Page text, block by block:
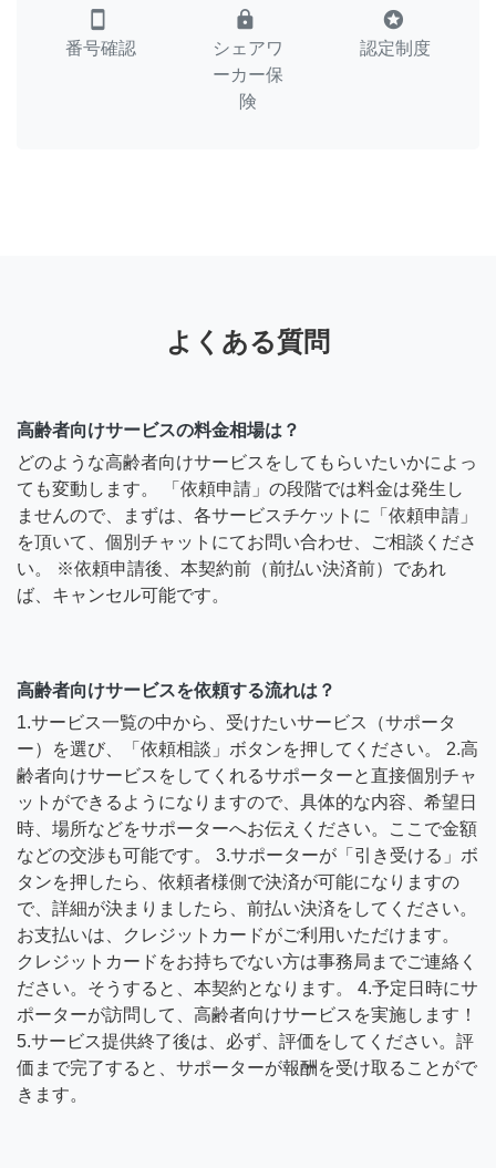
smartphone
番号確認
lock
シェアワ
ーカー保
険
stars
認定制度
よくある質問
高齢者向けサービスの料金相場は？
どのような高齢者向けサービスをしてもらいたいかによっ
ても変動します。 「依頼申請」の段階では料金は発生し
ませんので、まずは、各サービスチケットに「依頼申請」
を頂いて、個別チャットにてお問い合わせ、ご相談くださ
い。 ※依頼申請後、本契約前（前払い決済前）であれ
ば、キャンセル可能です。
高齢者向けサービスを依頼する流れは？
1.サービス一覧の中から、受けたいサービス（サポータ
ー）を選び、「依頼相談」ボタンを押してください。 2.高
齢者向けサービスをしてくれるサポーターと直接個別チャ
ットができるようになりますので、具体的な内容、希望日
時、場所などをサポーターへお伝えください。ここで金額
などの交渉も可能です。 3.サポーターが「引き受ける」ボ
タンを押したら、依頼者様側で決済が可能になりますの
で、詳細が決まりましたら、前払い決済をしてください。
お支払いは、クレジットカードがご利用いただけます。
クレジットカードをお持ちでない方は事務局までご連絡く
ださい。そうすると、本契約となります。 4.予定日時にサ
ポーターが訪問して、高齢者向けサービスを実施します！
5.サービス提供終了後は、必ず、評価をしてください。評
価まで完了すると、サポーターが報酬を受け取ることがで
きます。